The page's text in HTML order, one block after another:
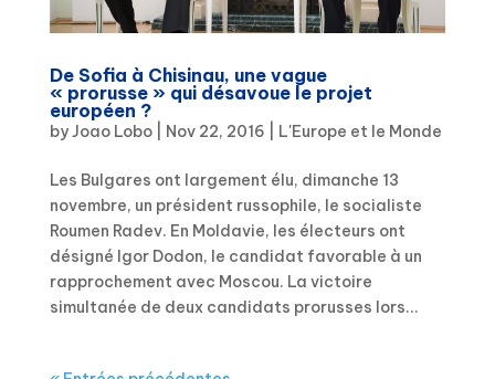
De Sofia à Chisinau, une vague
« prorusse » qui désavoue le projet
européen ?
byJoao Lobo| Nov 22, 2016 L'Europe et le Monde
Les Bulgares ont largement élu, dimanche 13
novembre, un président russophile, le socialiste
Roumen Radev. En Moldavie, les électeurs ont
désigné Igor Dodon, le candidat favorable à un
rapprochement avec Moscou. La victoire
simultanée de deux candidats prorusses lors...